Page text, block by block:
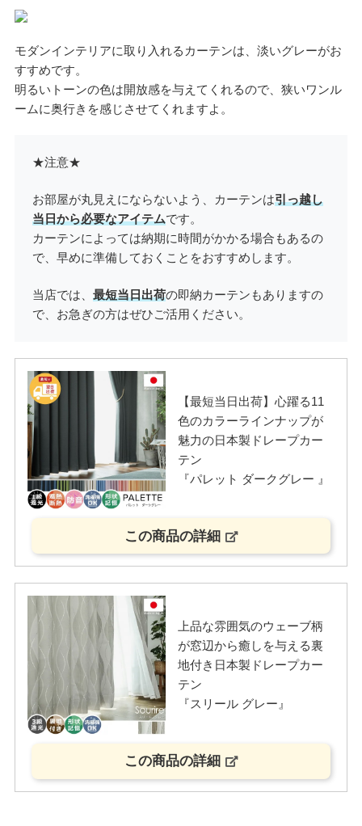
モダンインテリアに取り入れるカーテンは、淡いグレーがお
すすめです。
明るいトーンの色は開放感を与えてくれるので、狭いワンル
ームに奥行きを感じさせてくれますよ。
★注意★
お部屋が丸見えにならないよう、カーテンは引っ越し
当日から必要なアイテムです。
カーテンによっては納期に時間がかかる場合もあるの
で、早めに準備しておくことをおすすめします。
当店では、 最短当日出荷の即納カーテンもありますの
で、お急ぎの方はぜひご活用ください。
【最短当日出荷】心躍る11
色のカラーラインナップが
魅力の日本製ドレープカー
テン
『パレット ダークグレー 』
この商品の詳細
上品な雰囲気のウェーブ柄
が窓辺から癒しを与える裏
地付き日本製ドレープカー
テン
『スリール グレー』
この商品の詳細